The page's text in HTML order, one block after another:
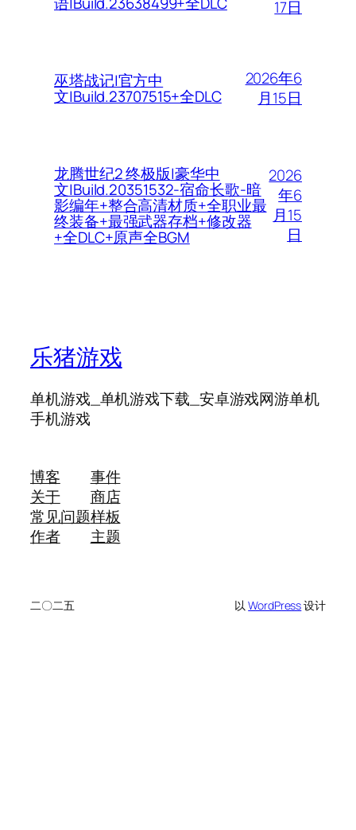
17日
巫塔战记|官方中
文|Build.23707515+全DLC
2026年6
月15日
龙腾世纪2 终极版|豪华中
文|Build.20351532-宿命长歌-暗
影编年+整合高清材质+全职业最
终装备+最强武器存档+修改器
+全DLC+原声全BGM
2026
年6
月15
日
乐猪游戏
单机游戏_单机游戏下载_安卓游戏网游单机
手机游戏
博客
关于
常见问题
作者
事件
商店
样板
主题
二〇二五 以WordPress设计